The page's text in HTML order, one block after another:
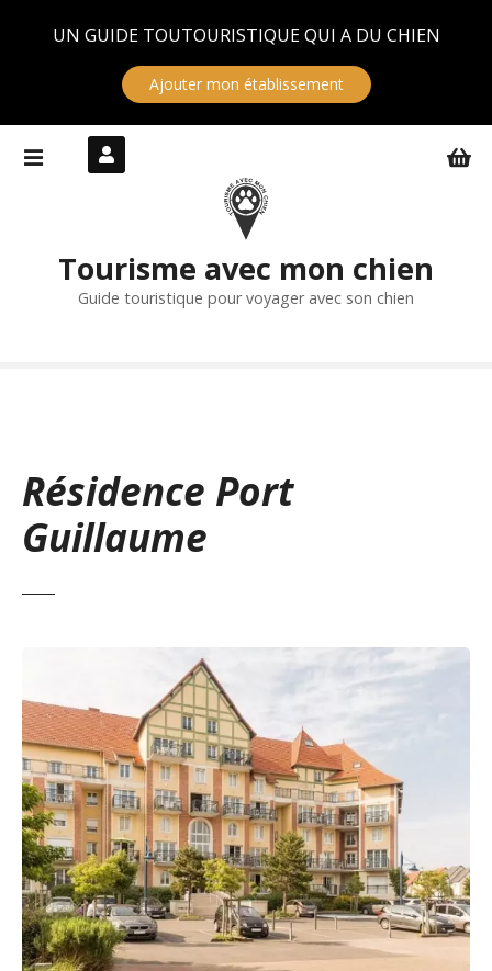
UN GUIDE TOUTOURISTIQUE QUI A DU CHIEN
Ajouter mon établissement
Tourisme avec mon chien
Guide touristique pour voyager avec son chien
Résidence Port
Guillaume